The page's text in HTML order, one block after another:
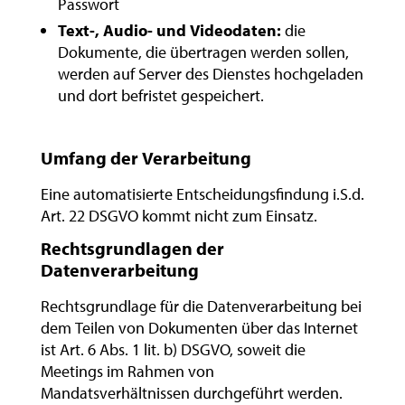
Text-, Audio- und Videodaten: die
Dokumente, die übertragen werden sollen,
werden auf Server des Dienstes hochgeladen
und dort befristet gespeichert.
Umfang der Verarbeitung
Eine automatisierte Entscheidungsfindung i.S.d.
Art. 22 DSGVO kommt nicht zum Einsatz.
Rechtsgrundlagen der
Datenverarbeitung
Rechtsgrundlage für die Datenverarbeitung bei
dem Teilen von Dokumenten über das Internet
ist Art. 6 Abs. 1 lit. b) DSGVO, soweit die
Meetings im Rahmen von
Mandatsverhältnissen durchgeführt werden.